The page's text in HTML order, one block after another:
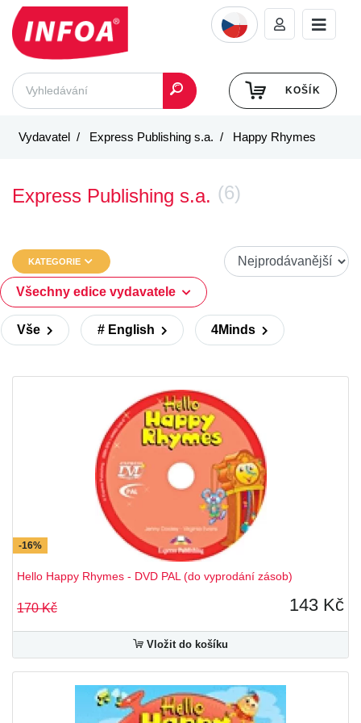
KOŠÍK
Vydavatel Express Publishing s.a. Happy Rhymes
Express Publishing s.a. (6)
KATEGORIE
Všechny edice vydavatele
Vše # English 4Minds
Classic Readers
Discover Readers - Express Publishing
Fairyland Flibets
Graded Readers
Grammarway
i-Wonder
New Enterprise
-16%
Hello Happy Rhymes - DVD PAL (do vyprodání zásob)
170 Kč 143 Kč
Vložit do košíku